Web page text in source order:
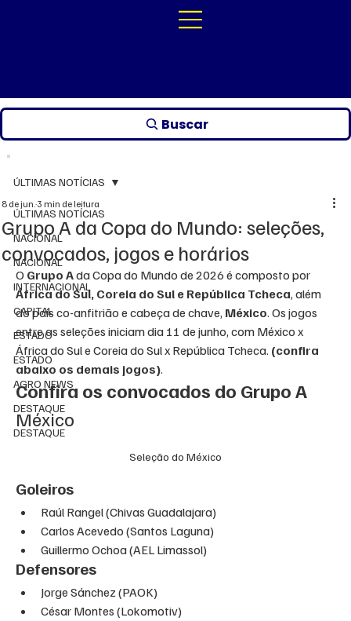
Buscar
ÚLTIMAS NOTÍCIAS
NACIONAL
NACIONAL
INTERNACIONAL
CAPITAL
ESTADO
ESTADO
AGRO NEWS
DESTAQUE
DESTAQUE
ÚLTIMAS NOTÍCIAS
Grupo A da Copa do Mundo: seleções,
convocados, jogos e horários
8 de jun.3 min de leitura
O Grupo A da Copa do Mundo de 2026 é composto por
África do Sul, Coreia do Sul e República Tcheca, além
do país co-anfitrião e cabeça de chave, México. Os jogos
entre as seleções iniciam dia 11 de junho, com México x
África do Sul e Coreia do Sul x República Tcheca. (confira
abaixo os demais jogos).
Confira os convocados do Grupo A
México
Seleção do México
Goleiros
Raúl Rangel (Chivas Guadalajara)
Carlos Acevedo (Santos Laguna)
Guillermo Ochoa (AEL Limassol)
Defensores
Jorge Sánchez (PAOK)
César Montes (Lokomotiv)